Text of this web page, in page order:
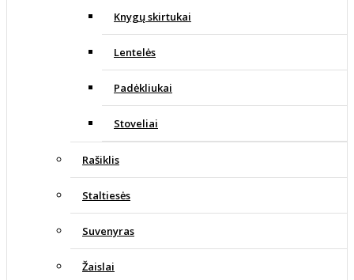
Knygų skirtukai
Lentelės
Padėkliukai
Stoveliai
Rašiklis
Staltiesės
Suvenyras
Žaislai